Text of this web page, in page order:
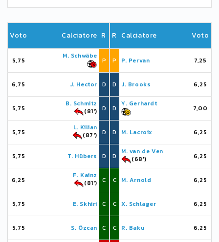
Voto Calciatore R
5,75
M. Schwäbe
P
6,75 J. Hector D
5,75
B. Schmitz
(81')
D
5,75
L. Kilian
(87')
D
5,75 T. Hübers D
6,25
F. Kainz
(81')
C
5,75 E. Skhiri C
5,75 S. Özcan C
R Calciatore Voto
P P. Pervan 7,25
D J. Brooks 6,25
D
Y. Gerhardt
7,00
D M. Lacroix 6,25
D
M. van de Ven
(68')
6,25
C M. Arnold 6,25
C X. Schlager 6,25
C R. Baku 6,25